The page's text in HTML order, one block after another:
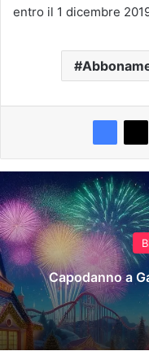
entro il 1 dicembre
Capodanno a